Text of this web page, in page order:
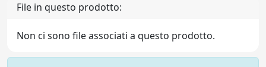
File in questo prodotto:
Non ci sono file associati a questo prodotto.